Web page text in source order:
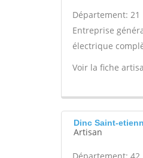
Département: 21
Entreprise
électrique
Voir la fiche
Dinc Saint-
Artisan